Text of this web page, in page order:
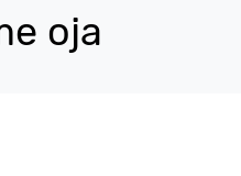
oja